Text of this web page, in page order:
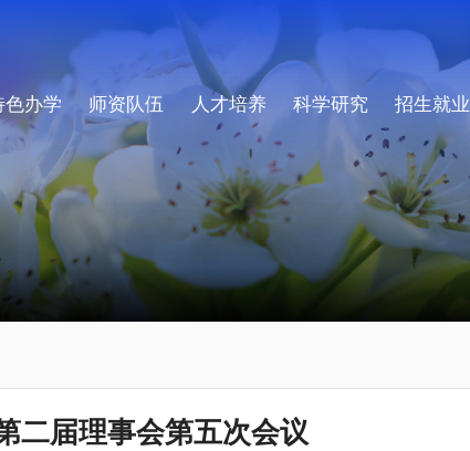
色办学 师资队伍 人才培养 科学研究 招生就业
二届理事会第五次会议